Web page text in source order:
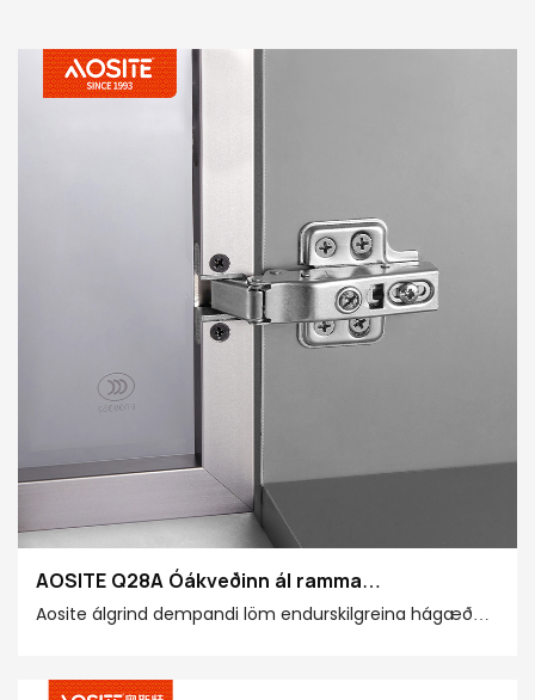
AOSITE Q28A Óákveðinn ál ramma
vökvademmandi löm löm
Aosite álgrind dempandi löm endurskilgreina hágæða
mismunandi þykkt hurðarplötunnar, hvort